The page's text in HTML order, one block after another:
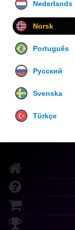
Nederlands
Norsk
Português
Русский
Svenska
Türkçe